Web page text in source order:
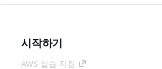
시작하기
AWS 실습 지침